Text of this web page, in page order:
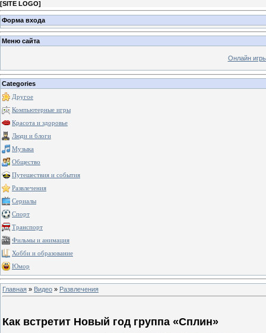
[SITE LOGO]
Форма входа
Меню сайта
Онлайн
Categories
Другое
Компьютерные игры
Красота и здоровье
Люди и блоги
Музыка
Общество
Путешествия и события
Развлечения
Сериалы
Спорт
Транспорт
Фильмы и анимация
Хобби и образование
Юмор
Главная » Видео » Развлечения
Как встретит Новый год группа «Сплин»